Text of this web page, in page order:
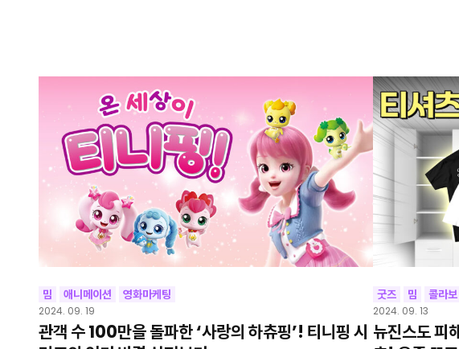
밈 애니메이션 영화마케팅
2024. 09. 19
관객 수 100만을 돌파한 ‘사랑의 하츄핑’! 티니핑 시
굿즈 밈 콜라보
2024. 09. 13
뉴진스도 피